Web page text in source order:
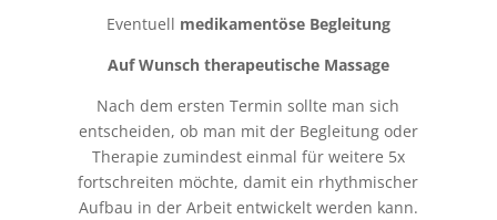
Eventuell medikamentöse Begleitung
Auf Wunsch therapeutische Massage
Nach dem ersten Termin sollte man sich
entscheiden, ob man mit der Begleitung oder
Therapie zumindest einmal für weitere 5x
fortschreiten möchte, damit ein rhythmischer
Aufbau in der Arbeit entwickelt werden kann.